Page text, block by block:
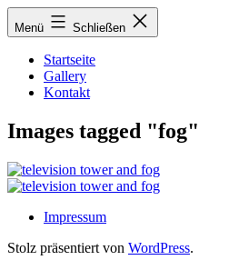
Zum
Inhalt
Menü Schließen
Startseite
Gallery
Kontakt
Images tagged "fog"
Impressum
Stolz präsentiert von WordPress.